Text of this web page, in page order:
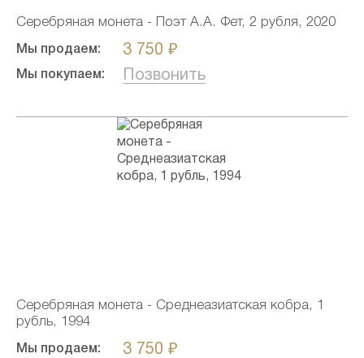
Серебряная монета - Поэт А.А. Фет, 2 рубля, 2020
Мы продаем: 3 750 ₽
Мы покупаем: Позвонить
Серебряная монета - Среднеазиатская кобра, 1
рубль, 1994
Мы продаем: 3 750 ₽